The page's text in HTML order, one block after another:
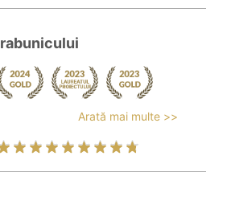
Arată mai multe >>